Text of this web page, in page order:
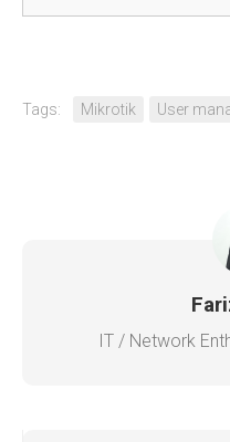
Tags: Mikrotik User
IT / Network